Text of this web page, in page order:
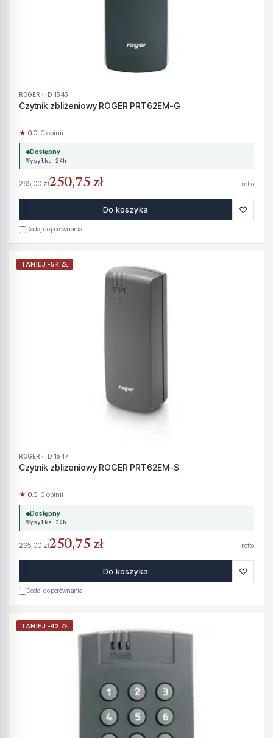
ROGER · ID 1545
Czytnik zbliżeniowy ROGER PRT62EM-G
★ 0.0· 0 opinii
Dostępny
Wysyłka 24h
295,00 zł250,75 zł netto
Do koszyka ♡
Dodaj do porównania
TANIEJ -54 ZŁ
ROGER · ID 1547
Czytnik zbliżeniowy ROGER PRT62EM-S
★ 0.0· 0 opinii
Dostępny
Wysyłka 24h
295,00 zł250,75 zł netto
Do koszyka ♡
Dodaj do porównania
TANIEJ -42 ZŁ